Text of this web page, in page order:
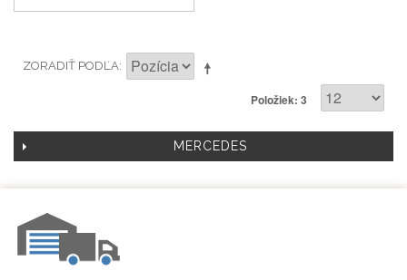
ZORADIŤ PODĽA
Položiek: 3
MERCEDES